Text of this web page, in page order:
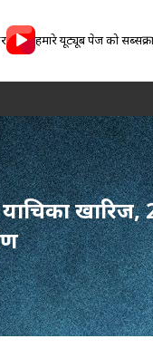
हमारे यूट्यूब पेज को
खारिज,